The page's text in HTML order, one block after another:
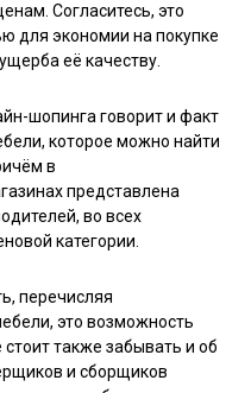
Согласитесь, это
для экономии на покупке
её качеству.
шопинга говорит и факт
которое можно найти
в
представлена
во всех
категории.
перечисляя
это возможность
также забывать и об
и сборщиков